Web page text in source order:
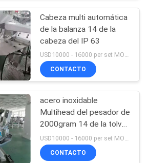
linear del
4
Cabeza multi automática
de la balanza 14 de la
cabeza del IP 63
USD10000 - 16000 per set MOQ:1 sistema
CONTACTO
acero inoxidable
Multihead del pesador de
2000gram 14 de la tolva
doble automática
principal de la aleta
USD10000 - 16000 per set MOQ:1 sistema
CONTACTO